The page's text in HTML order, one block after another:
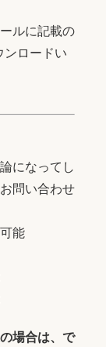
ルに記載の
ンロードい
になってし
問い合わせ
能
場合は、で